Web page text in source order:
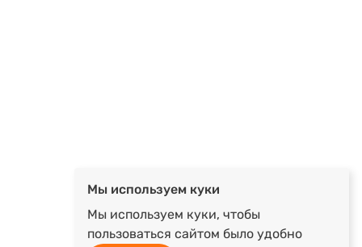
Мы используем куки
Мы используем куки, чтобы
пользоваться сайтом было удобно